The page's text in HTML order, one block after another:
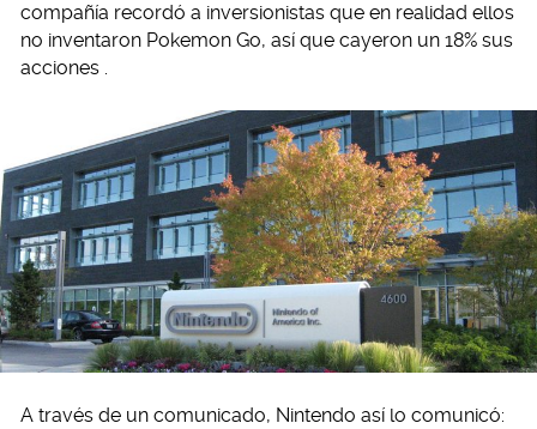
compañía recordó a inversionistas que en realidad ellos
no inventaron Pokemon Go, así que cayeron un 18% sus
acciones .
A través de un comunicado, Nintendo así lo comunicó: